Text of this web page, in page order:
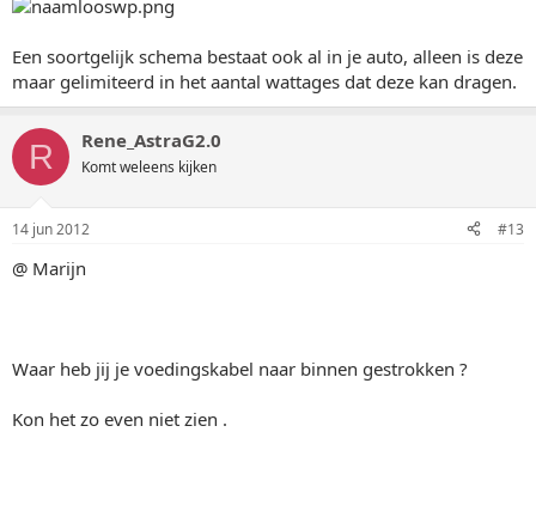
Een soortgelijk schema bestaat ook al in je auto, alleen is deze
maar gelimiteerd in het aantal wattages dat deze kan dragen.
R Rene_AstraG2.0
Komt weleens kijken
14 jun 2012 #13
@ Marijn
Waar heb jij je voedingskabel naar binnen gestrokken ?
Kon het zo even niet zien .